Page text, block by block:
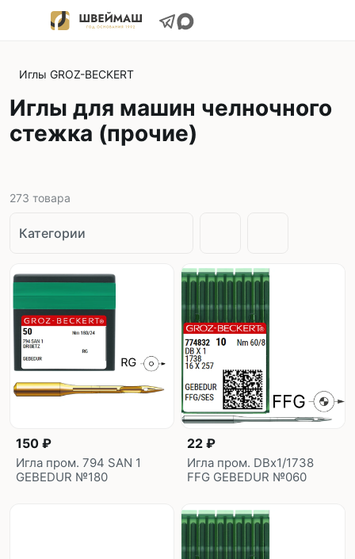
Иглы GROZ-BECKERT
Иглы для машин челночного
стежка (прочие)
273 товара
Категории
150 ₽
Игла пром. 794 SAN 1
GEBEDUR №180
22 ₽
Игла пром. DBx1/1738
FFG GEBEDUR №060